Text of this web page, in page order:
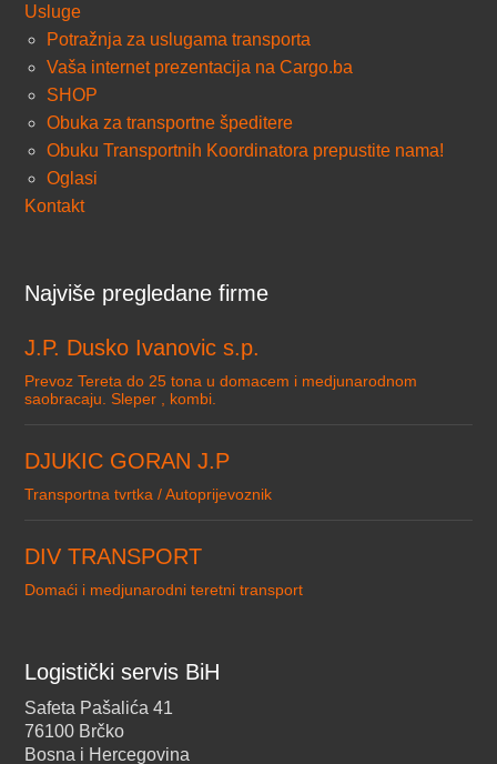
Usluge
Potražnja za uslugama transporta
Vaša internet prezentacija na Cargo.ba
SHOP
Obuka za transportne špeditere
Obuku Transportnih Koordinatora prepustite nama!
Oglasi
Kontakt
Najviše pregledane firme
J.P. Dusko Ivanovic s.p.
Prevoz Tereta do 25 tona u domacem i medjunarodnom
saobracaju. Sleper , kombi.
DJUKIC GORAN J.P
Transportna tvrtka / Autoprijevoznik
DIV TRANSPORT
Domaći i medjunarodni teretni transport
Logistički servis BiH
Safeta Pašalića 41
76100 Brčko
Bosna i Hercegovina